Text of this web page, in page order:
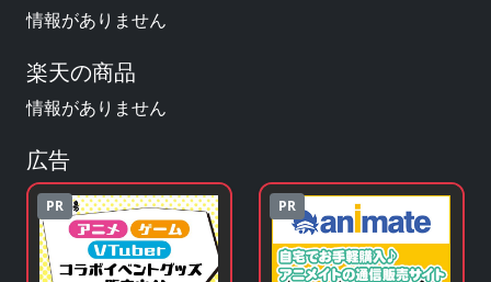
情報がありません
楽天の商品
情報がありません
広告
PR PR